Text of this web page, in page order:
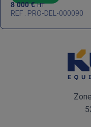
8 000€ HT
REF : PRO-DEL-000090